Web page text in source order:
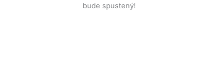
bude spustený!